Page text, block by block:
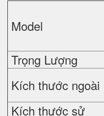
Model
Trọng Lượng
Kích thước ngoài
Kích thước sử